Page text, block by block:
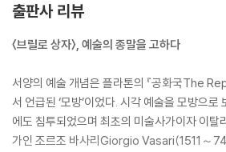
워홀은 이 따위의 말은 이제 더 이상 이치에 닿
이 동등하게 장점을 가지고 있으며 다른 것보다
것을 말하고 있는 것이다. 말할 필요도 없지만,
을 열어놓게 된다. 그렇다고 모든 예술이 동등
하다는 뜻은 아니다. 그것은 단지 좋음과 나쁨
올바른 선언문에 속하는 문제가 아니라는 것을
--- p.98
출판사 리뷰
〈브릴로 상자〉, 예술의 종말을 고하다
서양의 예술 개념은 플라톤의 『공화국The
서 언급된 ‘모방’이었다. 시각 예술을 모방으로
에도 침투되었으며 최초의 미술사가이자 이탈
가인 조르조 바사리Giorgio Vasari(1511～